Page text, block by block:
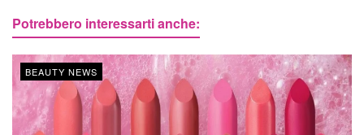
Potrebbero interessarti anche:
BEAUTY NEWS